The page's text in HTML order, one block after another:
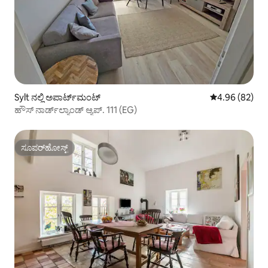
Sylt ನಲ್ಲಿ ಅಪಾರ್ಟ್‌ಮಂಟ್ 5 ರಲ್ಲಿ 4.96
4.96 (82)
ಹೌಸ್ ನಾರ್ಡ್‌ಲ್ಯಾಂಡ್ ಆ್ಯಪ್. 111 (EG)
ಸೂಪರ್‌ಹೋಸ್ಟ್
ಸೂಪರ್‌ಹೋಸ್ಟ್